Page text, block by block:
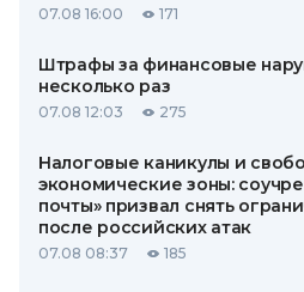
07.08 16:00 171
Штрафы за финансовые
несколько раз
07.08 12:03 275
Налоговые каникулы и
экономические зоны:
почты» призвал снять
после российских атак
07.08 08:37 185